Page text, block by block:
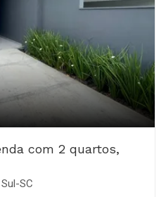
com 2 quartos,
SC